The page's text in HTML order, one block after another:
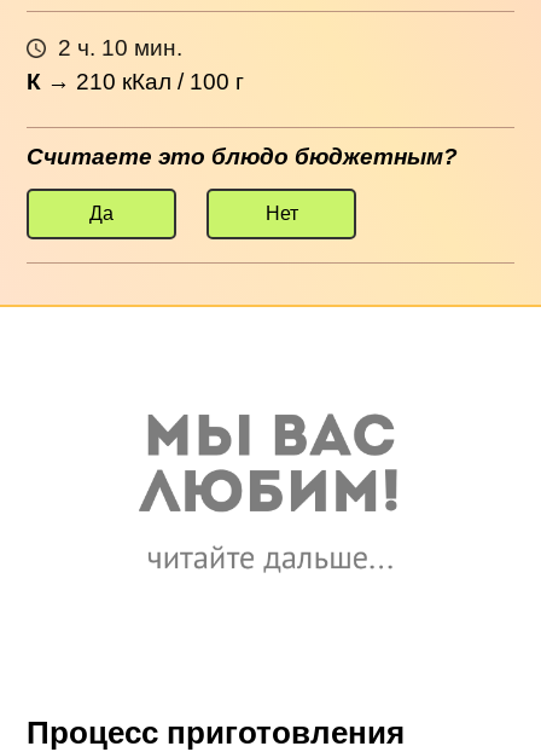
2 ч. 10 мин.
К → 210 кКал / 100 г
Считаете это блюдо бюджетным?
Да Нет
Процесс приготовления